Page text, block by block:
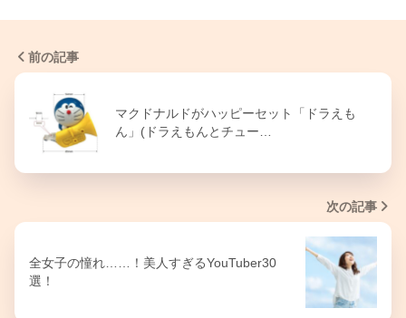
前の記事
マクドナルドがハッピーセット「ドラえも
ん」(ドラえもんとチュー…
次の記事
全女子の憧れ……！美人すぎるYouTuber30
選！